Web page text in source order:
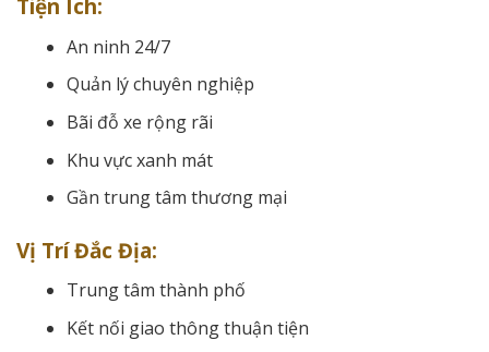
Tiện Ích:
An ninh 24/7
Quản lý chuyên nghiệp
Bãi đỗ xe rộng rãi
Khu vực xanh mát
Gần trung tâm thương mại
Vị Trí Đắc Địa:
Trung tâm thành phố
Kết nối giao thông thuận tiện